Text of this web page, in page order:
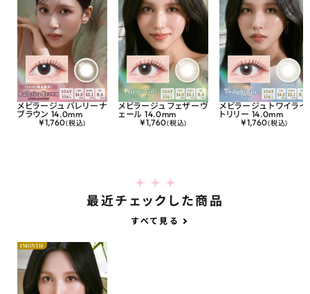
メビラージュ バレリーナ
ブラウン 14.0mm
¥1,760(税込)
メビラージュ フェザーヴ
ェール 14.0mm
¥1,760(税込)
メビラージュ トワイライ
トリリー 14.0mm
¥1,760(税込)
最近チェックした商品
すべて見る